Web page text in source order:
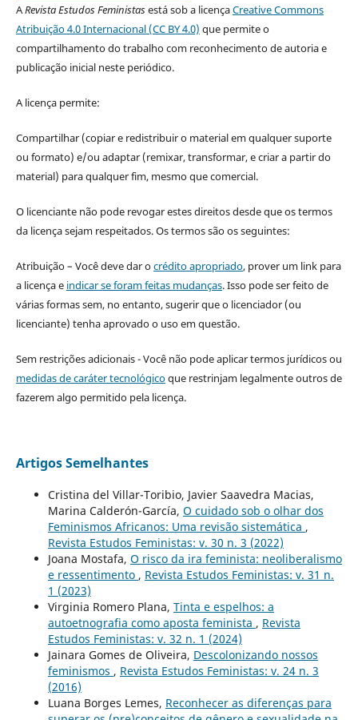
ARevista Estudos Feministasestá sob a licençaCreative Commons
Atribuição 4.0 Internacional (CC BY 4.0) que permite o
compartilhamento do trabalho com reconhecimento de autoria e
publicação inicial neste periódico.
A licença permite:
Compartilhar (copiar e redistribuir o material em qualquer suporte
ou formato) e/ou adaptar (remixar, transformar, e criar a partir do
material) para qualquer fim, mesmo que comercial.
O licenciante não pode revogar estes direitos desde que os termos
da licença sejam respeitados. Os termos são os seguintes:
Atribuição – Você deve dar ocrédito apropriado, prover um link para
a licença e indicar se foram feitas mudanças. Isso pode ser feito de
várias formas sem, no entanto, sugerir que o licenciador (ou
licenciante) tenha aprovado o uso em questão.
Sem restrições adicionais - Você não pode aplicar termos jurídicos ou
medidas de caráter tecnológicoque restrinjam legalmente outros de
fazerem algo permitido pela licença.
Artigos Semelhantes
Cristina del Villar-Toribio, Javier Saavedra Macias,
Marina Calderón-García, O cuidado sob o olhar dos
Feminismos Africanos: Uma revisão sistemática ,
Revista Estudos Feministas: v. 30 n. 3 (2022)
Joana Mostafa, O risco da ira feminista: neoliberalismo
e ressentimento , Revista Estudos Feministas: v. 31 n.
1 (2023)
Virginia Romero Plana, Tinta e espelhos: a
autoetnografia como aposta feminista , Revista
Estudos Feministas: v. 32 n. 1 (2024)
Jainara Gomes de Oliveira, Descolonizando nossos
feminismos , Revista Estudos Feministas: v. 24 n. 3
(2016)
Luana Borges Lemes, Reconhecer as diferenças para